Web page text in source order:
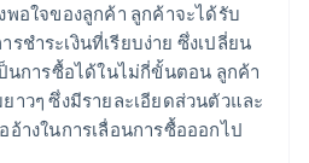
อใจของลูกค้า ลูกค้าจะได้รับ
ชำระเงินที่เรียบง่าย ซึ่งเปลี่ยน
นการซื้อได้ในไม่กี่ขั้นตอน ลูกค้า
วๆ ซึ่งมีรายละเอียดส่วนตัวและ
างในการเลื่อนการซื้อออกไป